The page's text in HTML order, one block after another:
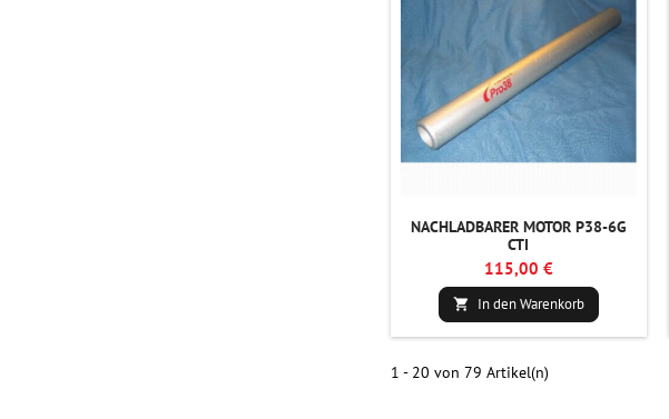
NACHLADBARER MOTOR P38-6G
CTI
115,00 €
 In den Warenkorb
1 - 20 von 79 Artikel(n)